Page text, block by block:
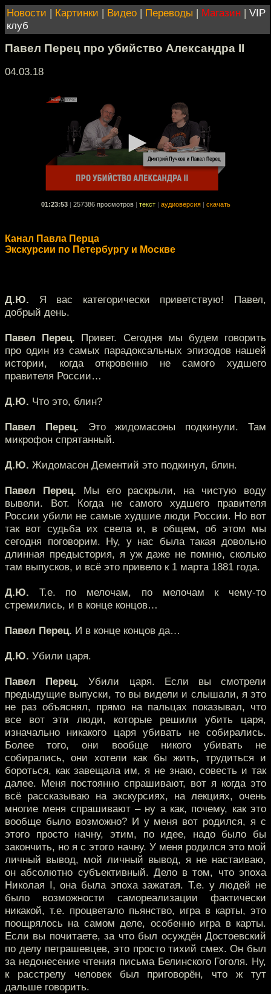
Новости | Картинки | Видео | Переводы | Магазин | VIP
клуб
Павел Перец про убийство Александра II
04.03.18
01:23:53 257386 просмотров текст аудиоверсия скачать
Канал Павла Перца
Экскурсии по Петербургу и Москве
Д.Ю. Я вас категорически приветствую! Павел,
добрый день.
Павел Перец. Привет. Сегодня мы будем говорить
про один из самых парадоксальных эпизодов нашей
истории, когда откровенно не самого худшего
правителя России…
Д.Ю. Что это, блин?
Павел Перец. Это жидомасоны подкинули. Там
микрофон спрятанный.
Д.Ю. Жидомасон Дементий это подкинул, блин.
Павел Перец. Мы его раскрыли, на чистую воду
вывели. Вот. Когда не самого худшего правителя
России убили не самые худшие люди России. Но вот
так вот судьба их свела и, в общем, об этом мы
сегодня поговорим. Ну, у нас была такая довольно
длинная предыстория, я уж даже не помню, сколько
там выпусков, и всё это привело к 1 марта 1881 года.
Д.Ю. Т.е. по мелочам, по мелочам к чему-то
стремились, и в конце концов…
Павел Перец. И в конце концов да…
Д.Ю. Убили царя.
Павел Перец. Убили царя. Если вы смотрели
предыдущие выпуски, то вы видели и слышали, я это
не раз объяснял, прямо на пальцах показывал, что
все вот эти люди, которые решили убить царя,
изначально никакого царя убивать не собирались.
Более того, они вообще никого убивать не
собирались, они хотели как бы жить, трудиться и
бороться, как завещала им, я не знаю, совесть и так
далее. Меня постоянно спрашивают, вот я когда это
всё рассказываю на экскурсиях, на лекциях, очень
многие меня спрашивают – ну а как, почему, как это
вообще было возможно? И у меня вот родился, я с
этого просто начну, этим, по идее, надо было бы
закончить, но я с этого начну. У меня родился это мой
личный вывод, мой личный вывод, я не настаиваю,
он абсолютно субъективный. Дело в том, что эпоха
Николая I, она была эпоха зажатая. Т.е. у людей не
было возможности самореализации фактически
никакой, т.е. процветало пьянство, игра в карты, это
поощрялось на самом деле, особенно игра в карты.
Если вы почитаете, за что был осуждён Достоевский
по делу петрашевцев, это просто тихий смех. Он был
за недонесение чтения письма Белинского Гоголя. Ну,
к расстрелу человек был приговорён, что ж тут
дальше говорить.